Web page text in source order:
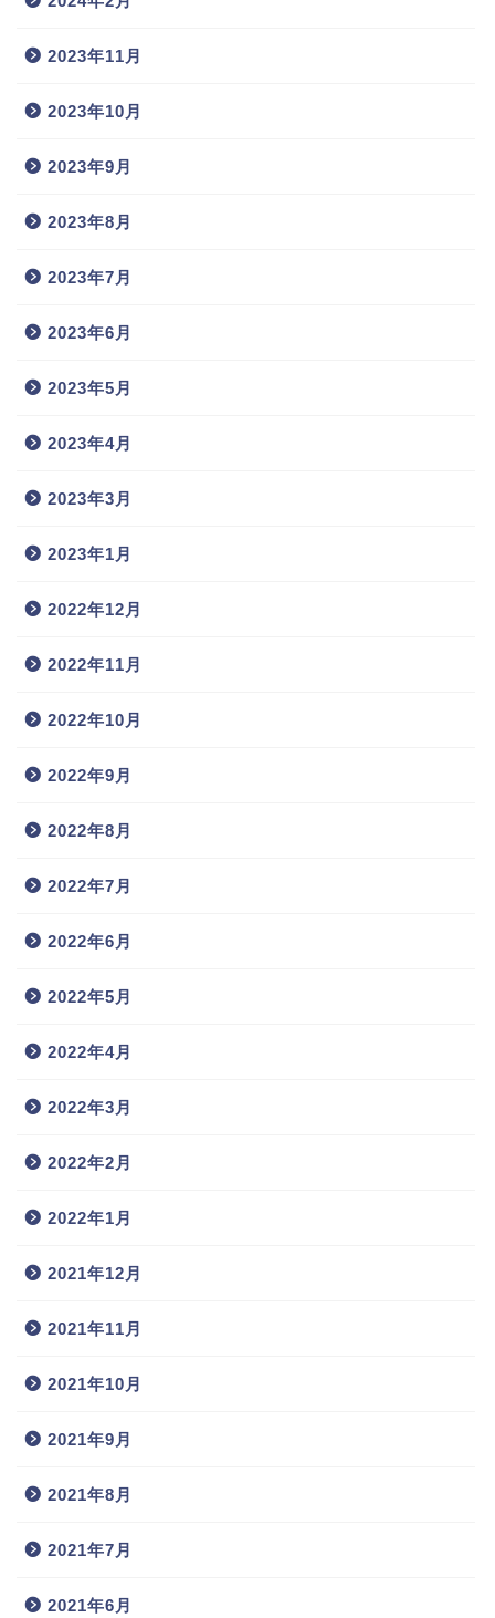
2023年11月
2023年10月
2023年9月
2023年8月
2023年7月
2023年6月
2023年5月
2023年4月
2023年3月
2023年1月
2022年12月
2022年11月
2022年10月
2022年9月
2022年8月
2022年7月
2022年6月
2022年5月
2022年4月
2022年3月
2022年2月
2022年1月
2021年12月
2021年11月
2021年10月
2021年9月
2021年8月
2021年7月
2021年6月